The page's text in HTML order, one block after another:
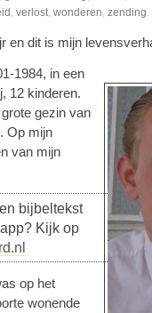
, verlost, wonderen, zending.
en dit is mijn
1984, in een
12 kinderen.
gezin van
Op mijn
van mijn
bijbeltekst
Kijk op
op het
wonende